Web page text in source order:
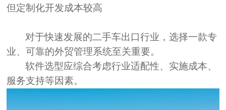
但定制化开发成本较高
对于快速发展的二手车出口行业，选择一款专
业、可靠的外贸管理系统至关重要。
软件选型应综合考虑行业适配性、实施成本、
服务支持等因素。